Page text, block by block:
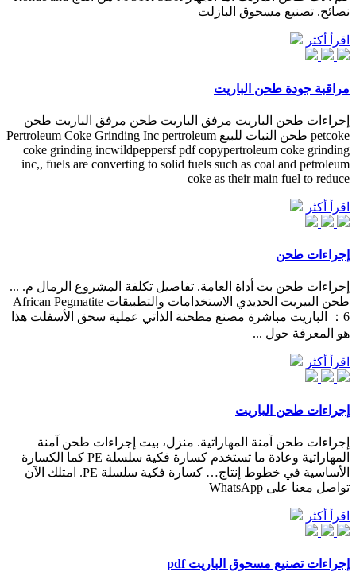
نصائح. تصنيع مسحوق البازلت
اقرأ أكثر
مراقبة جودة طحن الباريت
إجراءات طحن الباريت مرفق الباريت طحن مرفق الباريت طحن
petcoke طحن النبات للبيع Pertroleum Coke Grinding Inc pertroleum
coke grinding incwildpeppersf pdf copypertroleum coke grinding
inc,, fuels are converting to solid fuels such as coal and petroleum
coke as their main fuel to reduce
اقرأ أكثر
إجراءات طحن
إجراءات طحن بت أداة العامة. تفاصيل تكلفة المشروع الرمال م. ...
طحن البيريت الحديدي الاستخدامات والتطبيقات African Pegmatite
：6 الباريت مباشرة مصنع مطحنة الذاتي عملية سحق الأسفلت هذا
هو المعرفة حول ...
اقرأ أكثر
إجراءات طحن الباريت
إجراءات طحن آمنة المهاراتية. منزل، بيت إجراءات طحن آمنة
المهاراتية وعادة ما تستخدم كسارة فكية سلسلة PE كما الكسارة
الأساسية في خطوط إنتاج… كسارة فكية سلسلة PE. امتلك الآن
تواصل معنا على WhatsApp
اقرأ أكثر
إجراءات تصنيع مسحوق الباريت pdf